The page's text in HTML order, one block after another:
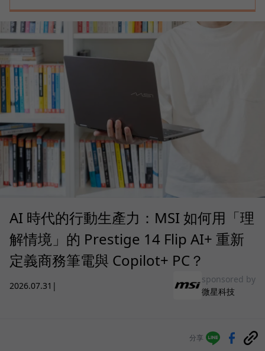
AI 時代的行動生產力：MSI 如何用「理
解情境」的 Prestige 14 Flip AI+ 重新
定義商務筆電與 Copilot+ PC？
2026.07.31 |
sponsored by
微星科技
分享